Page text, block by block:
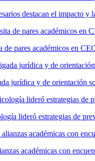
destacan el impacto
de pares académicos en
jurídica y de orientación
lideró estrategias de
académicas con